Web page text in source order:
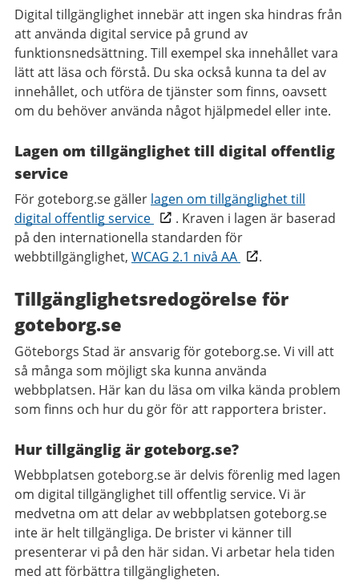
Digital tillgänglighet innebär att ingen ska hindras från
att använda digital service på grund av
funktionsnedsättning. Till exempel ska innehållet vara
lätt att läsa och förstå. Du ska också kunna ta del av
innehållet, och utföra de tjänster som finns, oavsett
om du behöver använda något hjälpmedel eller inte.
Lagen om tillgänglighet till digital offentlig
service
För goteborg.se gäller lagen om tillgänglighet till
digital offentlig service
. Kraven i lagen är baserad
på den internationella standarden för
webbtillgänglighet, WCAG 2.1 nivå AA .
Tillgänglighetsredogörelse för
goteborg.se
Göteborgs Stad är ansvarig för goteborg.se. Vi vill att
så många som möjligt ska kunna använda
webbplatsen. Här kan du läsa om vilka kända problem
som finns och hur du gör för att rapportera brister.
Hur tillgänglig är goteborg.se?
Webbplatsen goteborg.se är delvis förenlig med lagen
om digital tillgänglighet till offentlig service. Vi är
medvetna om att delar av webbplatsen goteborg.se
inte är helt tillgängliga. De brister vi känner till
presenterar vi på den här sidan. Vi arbetar hela tiden
med att förbättra tillgängligheten.